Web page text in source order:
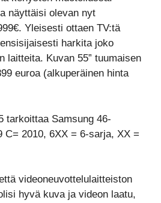
näyttäisi olevan nyt
Yleisesti ottaen TV:tä
harkita joko
laitteita. Kuvan 55” tuumaisen
euroa (alkuperäinen hinta
tarkoittaa Samsung 46-
C= 2010, 6XX = 6-sarja, XX =
videoneuvottelulaitteiston
hyvä kuva ja videon laatu,